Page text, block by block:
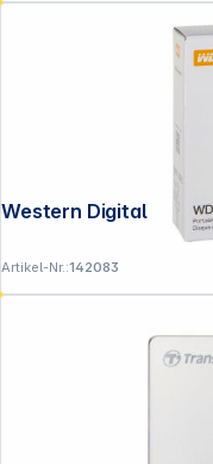
Artikel-Nr.:142083